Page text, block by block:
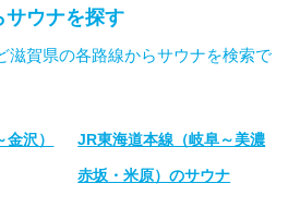
サウナを探す
滋賀県の各路線からサウナを検索で
沢） JR東海道本線（岐阜～美濃
赤坂・米原）のサウナ